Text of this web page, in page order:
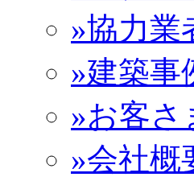
»協力業
»建築事
»お客さ
»会社概